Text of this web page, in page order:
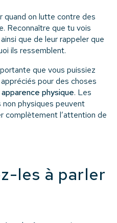
quand on lutte contre des
Reconnaître que tu vois
que de leur rappeler que
ils ressemblent.
que vous puissiez
pour des choses
physique. Les
physiques peuvent
complètement l’attention de
les à parler